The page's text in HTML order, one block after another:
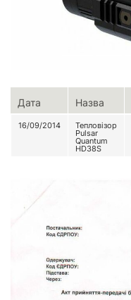
Дата Назва
16/09/2014 Тепловізор
Pulsar
Quantum
HD38S